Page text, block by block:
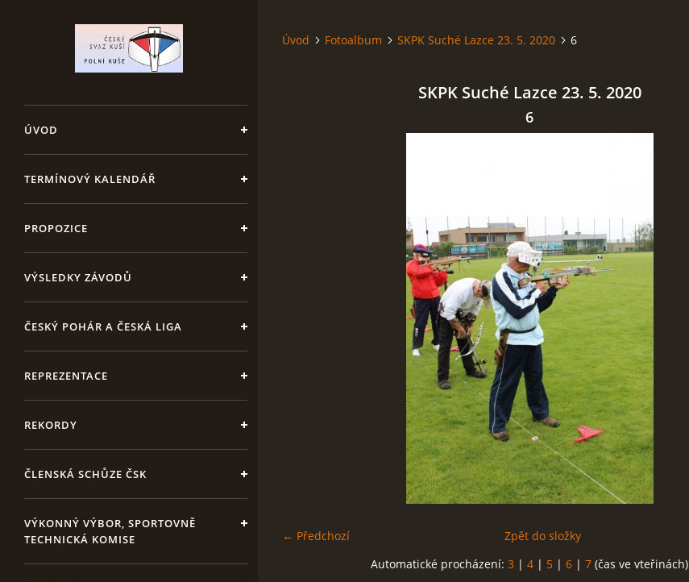
ÚVOD
TERMÍNOVÝ KALENDÁŘ
PROPOZICE
VÝSLEDKY ZÁVODŮ
ČESKÝ POHÁR A ČESKÁ LIGA
REPREZENTACE
REKORDY
ČLENSKÁ SCHŮZE ČSK
VÝKONNÝ VÝBOR, SPORTOVNĚ
TECHNICKÁ KOMISE
Úvod Fotoalbum SKPK Suché Lazce 23. 5. 2020 6
SKPK Suché Lazce 23. 5. 2020
6
← Předchozí
Zpět do složky
Automatické procházení: 3 | 4 | 5 | 6 | 7 (čas ve vteřinách)